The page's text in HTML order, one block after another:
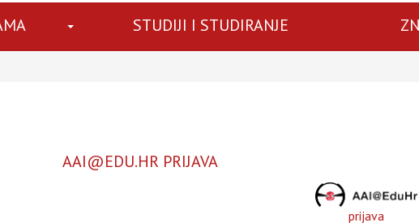
STUDIJI I STUDIRANJE
AAI@EDU.HR PRIJAVA
prijava